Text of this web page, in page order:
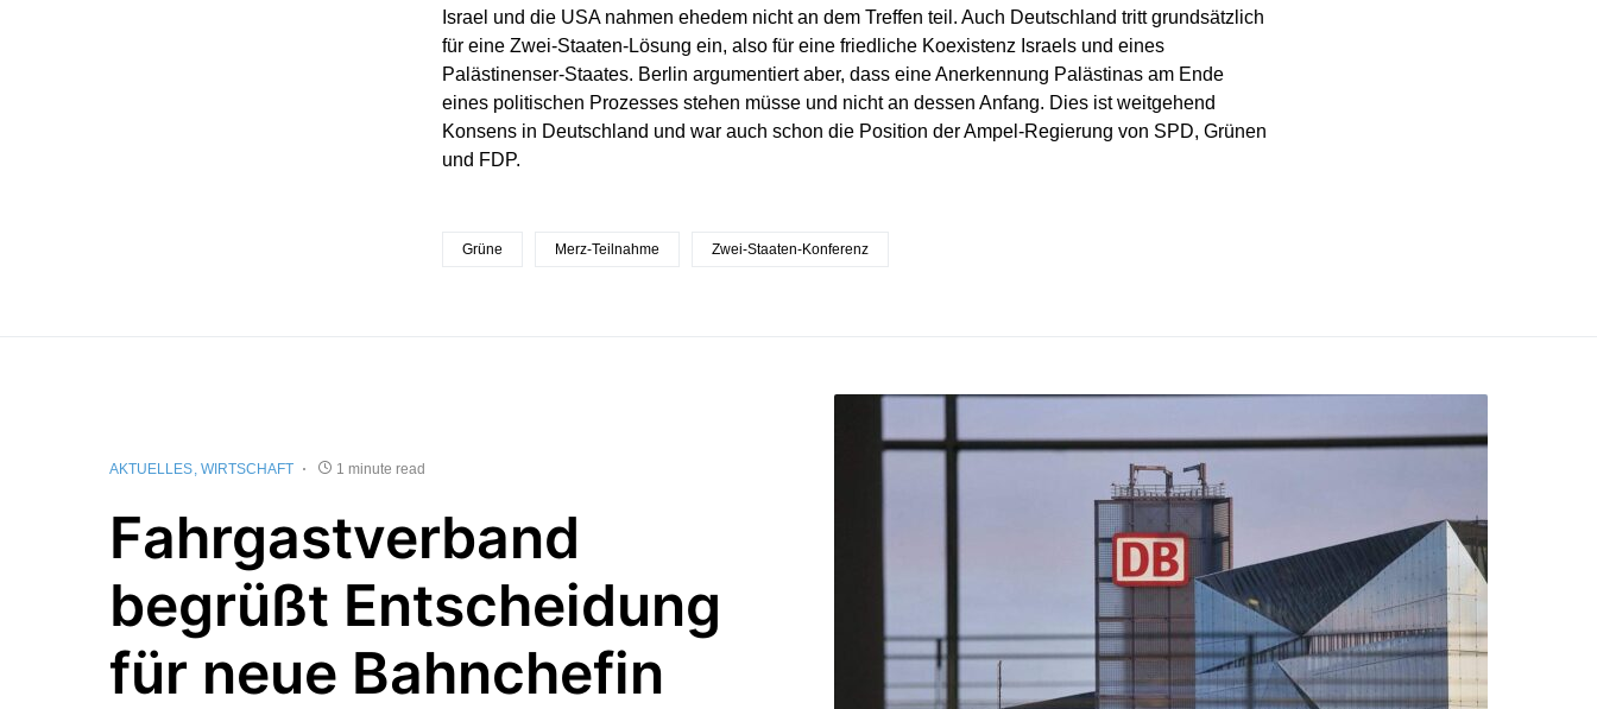
Israel und die USA nahmen ehedem nicht an dem Treffen teil. Auch Deutschland tritt grundsätzlich
für eine Zwei-Staaten-Lösung ein, also für eine friedliche Koexistenz Israels und eines
Palästinenser-Staates. Berlin argumentiert aber, dass eine Anerkennung Palästinas am Ende
eines politischen Prozesses stehen müsse und nicht an dessen Anfang. Dies ist weitgehend
Konsens in Deutschland und war auch schon die Position der Ampel-Regierung von SPD, Grünen
und FDP.
Grüne Merz-Teilnahme Zwei-Staaten-Konferenz
AKTUELLES WIRTSCHAFT 1 minute read
Fahrgastverband
begrüßt Entscheidung
für neue Bahnchefin